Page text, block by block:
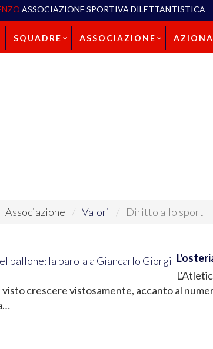
ASSOCIAZIONE SPORTIVA DILETTANTISTICA
SQUADRE ASSOCIAZIONE
Associazione Valori Diritto allo sport
visto crescere vistosamente, accanto al